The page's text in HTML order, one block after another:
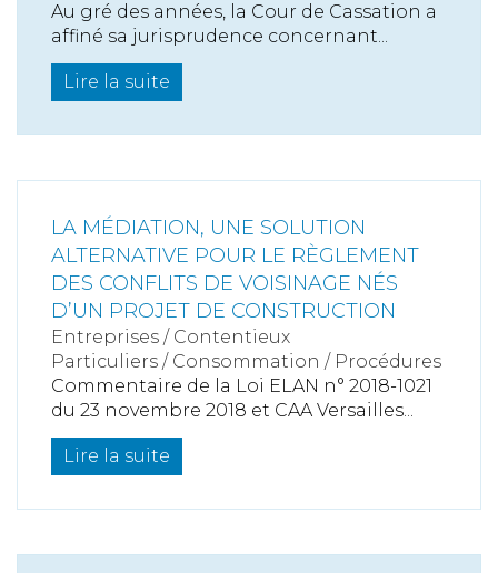
Au gré des années, la Cour de Cassation a
affiné sa jurisprudence concernant...
Lire la suite
LA MÉDIATION, UNE SOLUTION
ALTERNATIVE POUR LE RÈGLEMENT
DES CONFLITS DE VOISINAGE NÉS
D’UN PROJET DE CONSTRUCTION
Entreprises / Contentieux
Particuliers / Consommation / Procédures
Commentaire de la Loi ELAN n° 2018-1021
du 23 novembre 2018 et CAA Versailles...
Lire la suite